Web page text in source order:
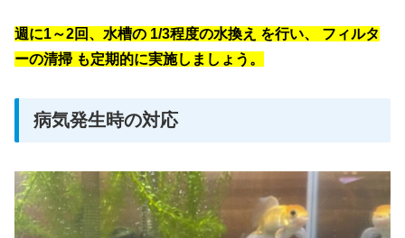
週に1～2回、水槽の 1/3程度の水換え を行い、 フィルタ
ーの清掃 も定期的に実施しましょう。
病気発生時の対応